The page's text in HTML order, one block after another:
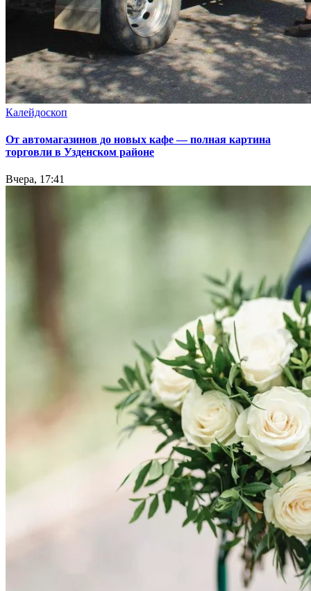
Калейдоскоп
От автомагазинов до новых кафе — полная картина
торговли в Узденском районе
Вчера, 17:41